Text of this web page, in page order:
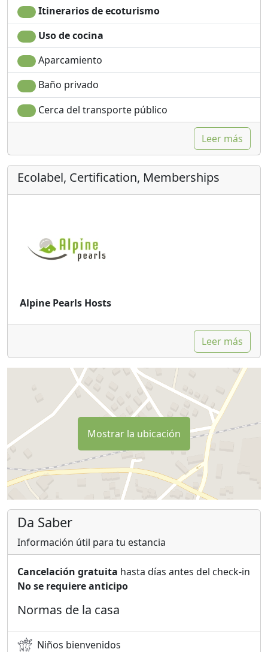
Itinerarios de ecoturismo
Uso de cocina
Aparcamiento
Baño privado
Cerca del transporte público
Leer más
Ecolabel, Certification, Memberships
Alpine Pearls Hosts
Leer más
Mostrar la ubicación
Da Saber
Información útil para tu estancia
Cancelación gratuita hasta días antes del check-in
No se requiere anticipo
Normas de la casa
Niños bienvenidos